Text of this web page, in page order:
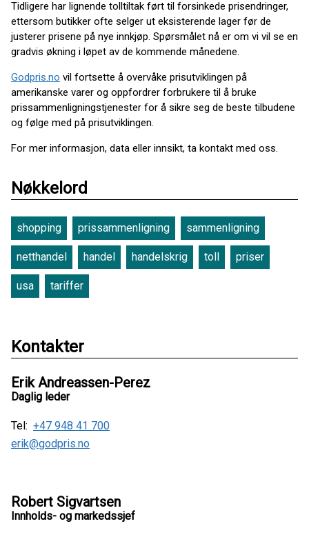
Tidligere har lignende tolltiltak ført til forsinkede prisendringer,
ettersom butikker ofte selger ut eksisterende lager før de
justerer prisene på nye innkjøp. Spørsmålet nå er om vi vil se en
gradvis økning i løpet av de kommende månedene.
Godpris.no vil fortsette å overvåke prisutviklingen på
amerikanske varer og oppfordrer forbrukere til å bruke
prissammenligningstjenester for å sikre seg de beste tilbudene
og følge med på prisutviklingen.
For mer informasjon, data eller innsikt, ta kontakt med oss.
Nøkkelord
shopping prissammenligning sammenligning
netthandel handel handelskrig toll priser
usa tariffer
Kontakter
Erik Andreassen-Perez
Daglig leder
Tel: +47 948 41 700
erik@godpris.no
Robert Sigvartsen
Innholds- og markedssjef